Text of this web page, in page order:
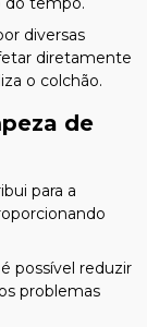
diversas
diretamente
o colchão.
de
para a
possível reduzir
problemas